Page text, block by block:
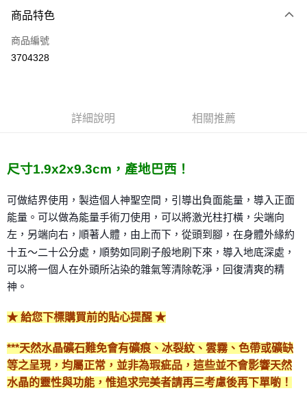
信用卡一次付款
超商取貨付款
ATM付款
全家取貨付款
每筆NT$80，滿NT$3,000(含以上)免運費
7-11取貨付款
每筆NT$80，滿NT$3,000(含以上)免運費
賣家宅配幫您送（台灣）
郵局幫你送（離島）
每筆NT$80，滿NT$3,000(含以上)免運費
商品特色
商品編號
3704328
詳細說明 相關推薦
尺寸1.9x2x9.3cm，產地巴西！
可做結界使用，製造個人神聖空間，引導出負面能量，導入 正面
能量。可以做為能量手術刀使用，可以將激光柱打橫， 尖端向
左，另端向右，順著人體，由上而下，從頭到腳，在身體外緣約
十五～二十公分處，順勢如同刷子般地刷下來， 導入地底深處，
可以將一個人在外頭所沾染的雜氣等清除乾淨，回復清爽的精
神。
★ 給您下標購買前的貼心提醒 ★
***天然水晶礦石難免會有礦痕、冰裂紋、雲霧、色帶或礦缺
等之呈現，均屬正常，並非為瑕疵品，這些並不會影響天然
水晶的靈性與功能，惟追求完美者請再三考慮後再下單喲！